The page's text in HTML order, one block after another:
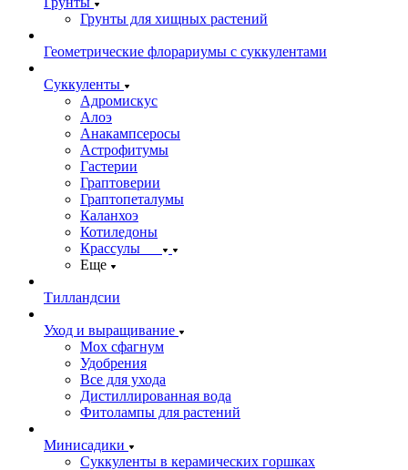
Грунты для хищных растений
Геометрические флорариумы с суккулентами
Суккуленты
Адромискус
Алоэ
Анакампсеросы
Астрофитумы
Гастерии
Граптоверии
Граптопеталумы
Каланхоэ
Котиледоны
Крассулы
Еще
Тилландсии
Уход и выращивание
Мох сфагнум
Удобрения
Все для ухода
Дистиллированная вода
Фитолампы для растений
Минисадики
Суккуленты в керамических горшках